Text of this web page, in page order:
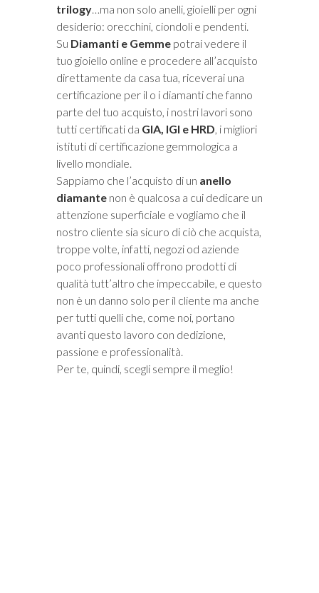
trilogy…ma non solo anelli, gioielli per ogni
desiderio: orecchini, ciondoli e pendenti.
Su Diamanti e Gemme potrai vedere il
tuo gioiello online e procedere all’acquisto
direttamente da casa tua, riceverai una
certificazione per il o i diamanti che fanno
parte del tuo acquisto, i nostri lavori sono
tutti certificati da GIA, IGI e HRD, i migliori
istituti di certificazione gemmologica a
livello mondiale.
Sappiamo che l’acquisto di un anello
diamante non è qualcosa a cui dedicare un
attenzione superficiale e vogliamo che il
nostro cliente sia sicuro di ciò che acquista,
troppe volte, infatti, negozi od aziende
poco professionali offrono prodotti di
qualità tutt’altro che impeccabile, e questo
non è un danno solo per il cliente ma anche
per tutti quelli che, come noi, portano
avanti questo lavoro con dedizione,
passione e professionalità.
Per te, quindi, scegli sempre il meglio!